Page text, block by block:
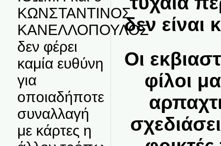
ΚΩΝΣΤΑΝΤΙΝΟΣ
ΚΑΝΕΛΛΟΠΟΥΛΟΣ
δεν φέρει
καμία ευθύνη
για
οποιαδήποτε
συναλλαγή
με κάρτες η
δεν είναι
Οι
φίλοι